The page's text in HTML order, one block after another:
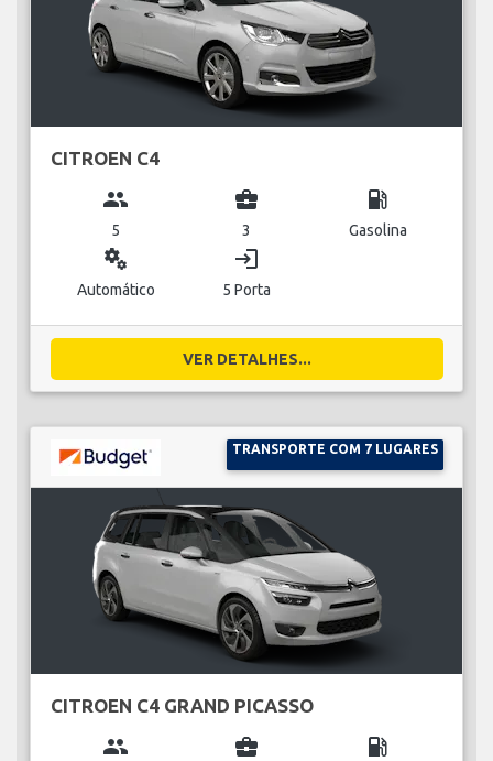
CITROEN C4
group
5
business_center
3
local_gas_station
Gasolina
miscellaneous_services
Automático
login
5 Porta
VER DETALHES...
TRANSPORTE COM 7 LUGARES
CITROEN C4 GRAND PICASSO
group business_center local_gas_station